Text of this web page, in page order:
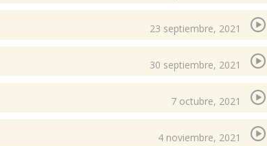
23 septiembre, 2021
30 septiembre, 2021
7 octubre, 2021
4 noviembre, 2021